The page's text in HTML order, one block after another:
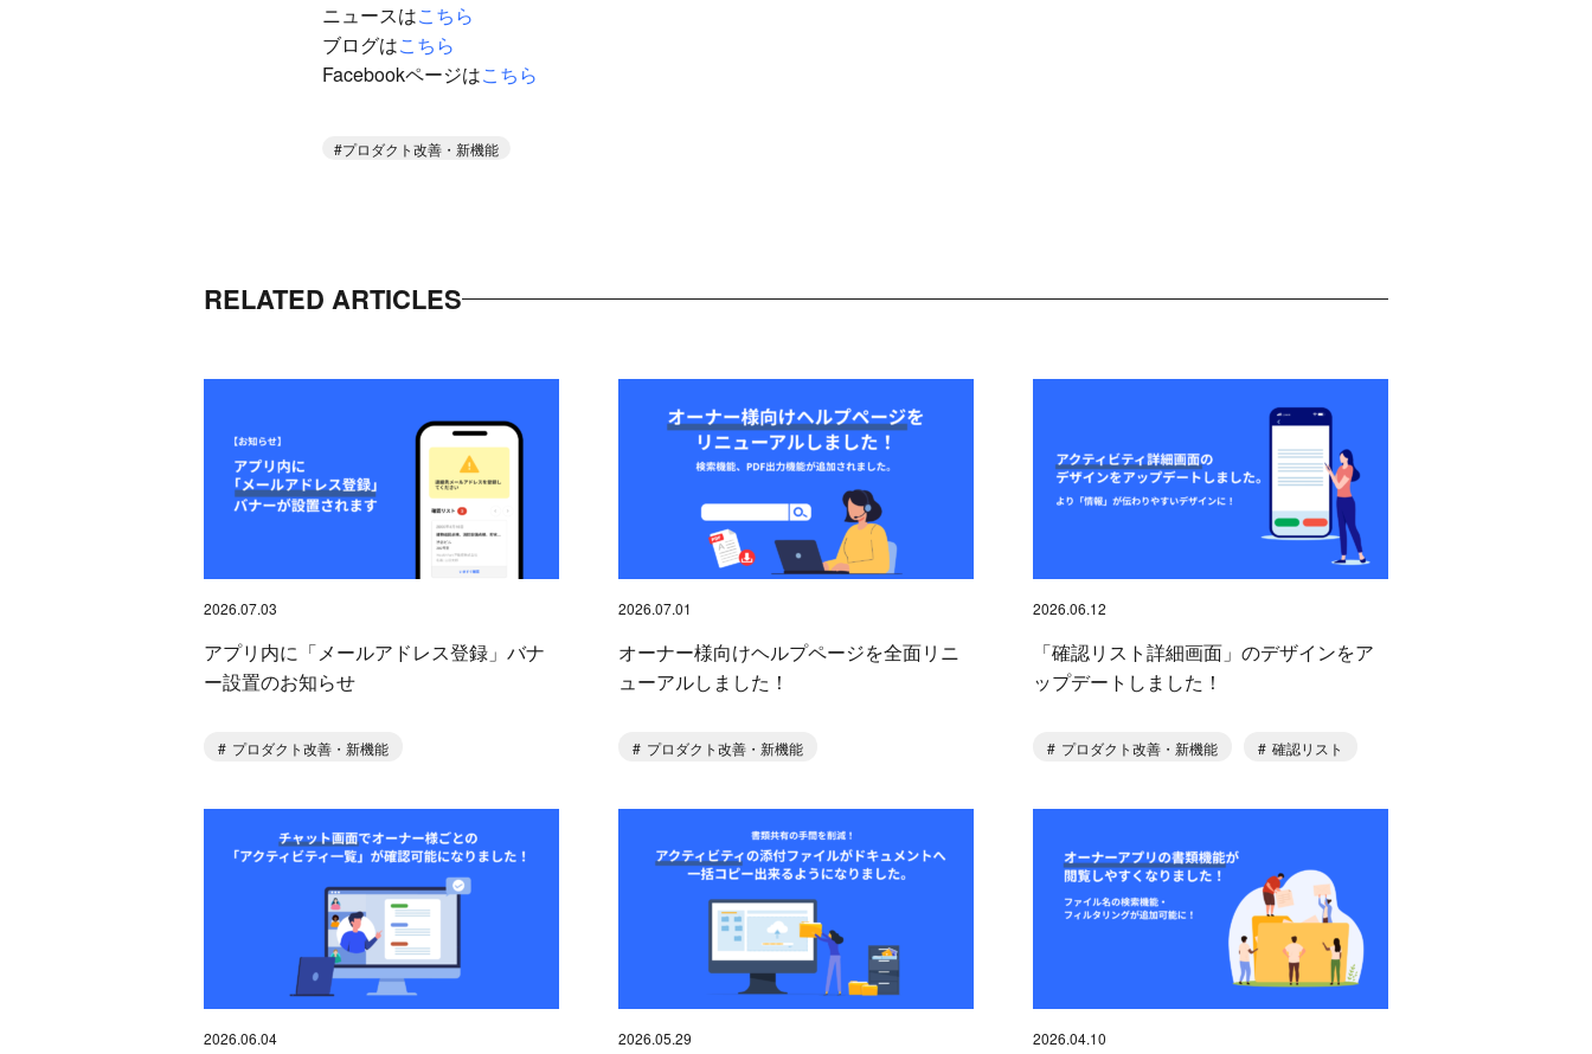
ニュースはこちら
ブログはこちら
Facebookページはこちら
プロダクト改善・新機能
RELATED ARTICLES
2026.07.03
アプリ内に「メールアドレス登録」バナ
ー設置のお知らせ
プロダクト改善・新機能
2026.07.01
オーナー様向けヘルプページを全面リニ
ューアルしました！
プロダクト改善・新機能
2026.06.12
「確認リスト詳細画面」のデザインをア
ップデートしました！
プロダクト改善・新機能 確認リスト
2026.06.04 2026.05.29 2026.04.10